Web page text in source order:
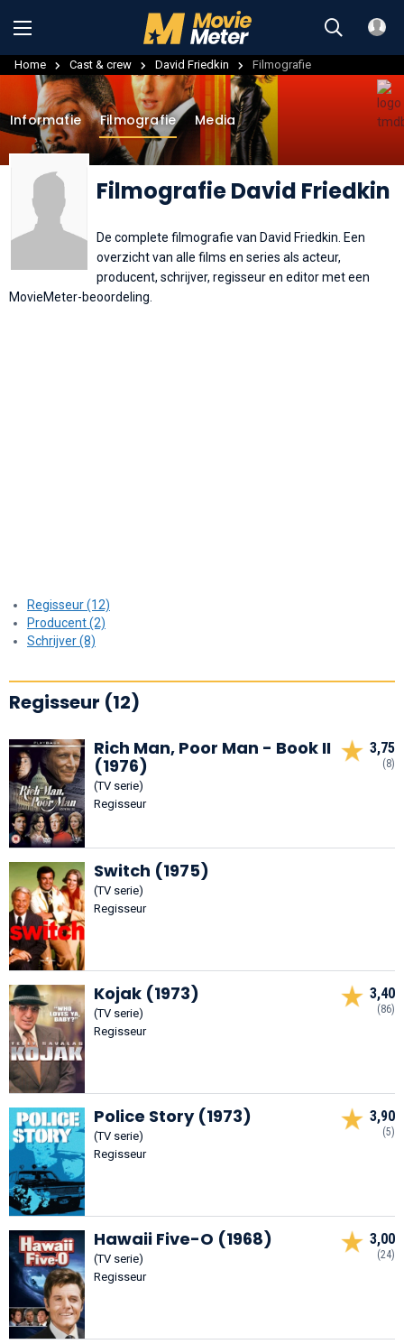
Home Cast & crew David Friedkin Filmografie
Filmografie David Friedkin
Informatie Filmografie Media
De complete filmografie van David Friedkin. Een
overzicht van alle films en series als acteur,
producent, schrijver, regisseur en editor met een
MovieMeter-beoordeling.
Regisseur (12)
Producent (2)
Schrijver (8)
Regisseur (12)
Rich Man, Poor Man - Book II
(1976)
(TV serie)
Regisseur
3,75
(8)
Switch (1975)
(TV serie)
Regisseur
Kojak (1973)
(TV serie)
Regisseur
3,40
(86)
Police Story (1973)
(TV serie)
Regisseur
3,90
(5)
Hawaii Five-O (1968)
(TV serie)
Regisseur
3,00
(24)